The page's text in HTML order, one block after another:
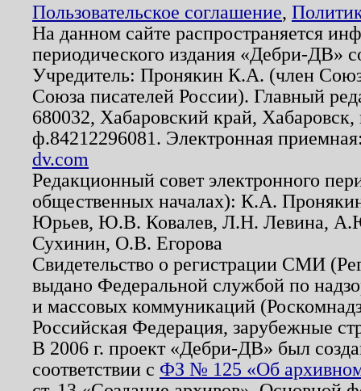
Пользовательское соглашение,
На данном сайте распространяется
периодического издания «Дебри-ДВ»
Учредитель: Пронякин К.А. (член
Союза писателей России). Главный
680032, Хабаровский край,
ф.84212296081. Электронная
dv.com
Редакционный совет электронного
общественных началах): К.А.
Юрьев, Ю.В. Ковалев, Л.Н. Левина,
Сухинин, О.В. Егорова
Свидетельство о регистрации СМИ
выдано Федеральной службой по
и массовых коммуникаций
Российская Федерация, зарубежные
В 2006 г. проект «Дебри-ДВ» был
соответствии с ФЗ № 125 «Об